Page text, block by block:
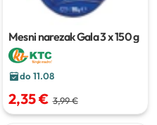
Mesni narezak Gala3 x 150 g
do 11.08
2,35 € 3,99 €